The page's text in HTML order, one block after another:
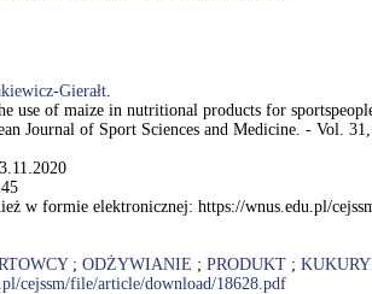
Gierałt.
use of maize in nutritional products for
Journal of Sport Sciences and Medicine. - Vol.
w formie elektronicznej: https://wnus.edu.pl/
; ODŻYWIANIE ; PRODUKT ;
cejssm/file/article/download/18628.pdf